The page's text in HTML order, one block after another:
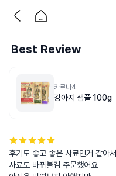
Best Review
카르나4
강아지 샘플 100g
후기도 좋고 좋은 사료인거 같아서
사료도 바뀌볼겸 주문했어요